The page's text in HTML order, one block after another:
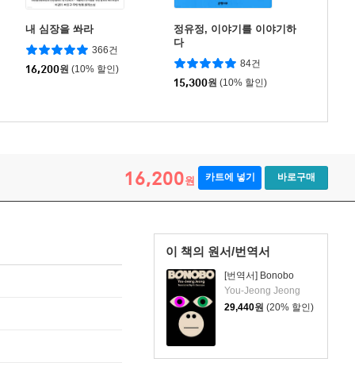
내 심장을 쏴라
366건
16,200원 (10% 할인)
정유정, 이야기를 이야기하
다
84건
15,300원 (10% 할인)
16,200원 카트에 넣기 바로구매
이 책의 원서/번역서
[번역서] Bonobo
You-Jeong Jeong
29,440원 (20% 할인)